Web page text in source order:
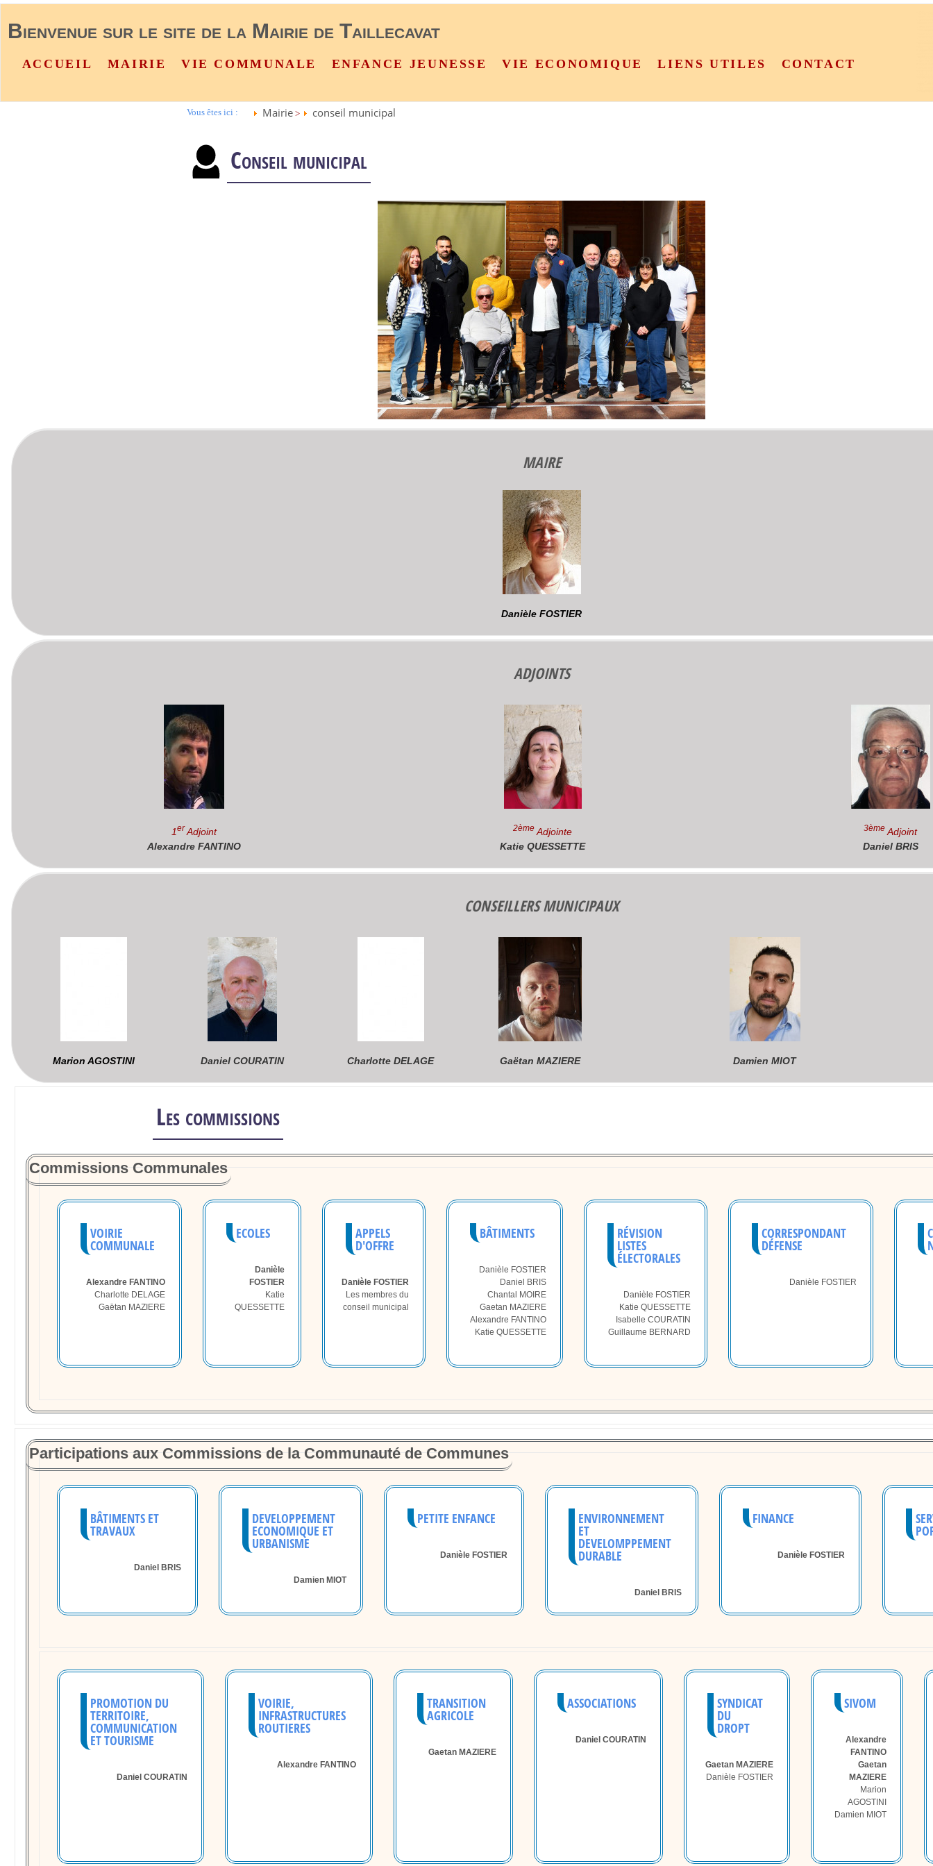
Bienvenue sur le site de la Mairie de Taillecavat
ACCUEIL MAIRIE VIE COMMUNALE ENFANCE JEUNESSE VIE ECONOMIQUE LIENS UTILES CONTACT
Vous êtes ici : Mairie> conseil municipal
Conseil municipal
MAIRE
Danièle FOSTIER
ADJOINTS
1Er Adjoint
Alexandre FANTINO
2ème Adjointe
Katie QUESSETTE
3ème Adjoint
Daniel BRIS
CONSEILLERS MUNICIPAUX
Marion AGOSTINI Daniel COURATIN Charlotte DELAGE Gaëtan MAZIERE Damien MIOT
Les commissions
Commissions Communales
VOIRIE
COMMUNALE
Alexandre FANTINO
Charlotte DELAGE
Gaëtan MAZIERE
ECOLES
Danièle
FOSTIER
Katie
QUESSETTE
APPELS
D'OFFRE
Danièle FOSTIER
Les membres du
conseil municipal
BÂTIMENTS
Danièle FOSTIER
Daniel BRIS
Chantal MOIRE
Gaetan MAZIERE
Alexandre FANTINO
Katie QUESSETTE
RÉVISION
LISTES
ÉLECTORALES
Danièle FOSTIER
Katie QUESSETTE
Isabelle COURATIN
Guillaume BERNARD
CORRESPONDANT
DÉFENSE
Danièle FOSTIER
Participations aux Commissions de la Communauté de Communes
BÂTIMENTS ET
TRAVAUX
Daniel BRIS
DEVELOPPEMENT
ECONOMIQUE ET
URBANISME
Damien MIOT
PETITE ENFANCE
Danièle FOSTIER
ENVIRONNEMENT
ET
DEVELOMPPEMENT
DURABLE
Daniel BRIS
FINANCE
Danièle FOSTIER
PROMOTION DU
TERRITOIRE,
COMMUNICATION
ET TOURISME
Daniel COURATIN
VOIRIE,
INFRASTRUCTURES
ROUTIERES
Alexandre FANTINO
TRANSITION
AGRICOLE
Gaetan MAZIERE
ASSOCIATIONS
Daniel COURATIN
SYNDICAT
DU
DROPT
Gaetan MAZIERE
Danièle FOSTIER
SIVOM
Alexandre
FANTINO
Gaetan
MAZIERE
Marion
AGOSTINI
Damien MIOT